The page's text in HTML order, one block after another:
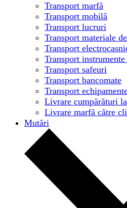
Transport marfă
Transport mobilă
Transport lucruri
Transport materiale
Transport
Transport
Transport safeuri
Transport bancomate
Transport
Livrare cumpărături
Livrare marfă către
Mutări